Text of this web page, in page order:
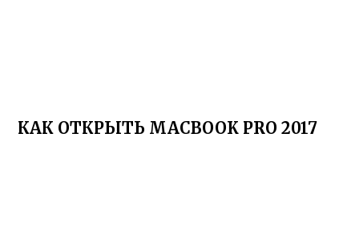
КАК ОТКРЫТЬ MACBOOK PRO 2017